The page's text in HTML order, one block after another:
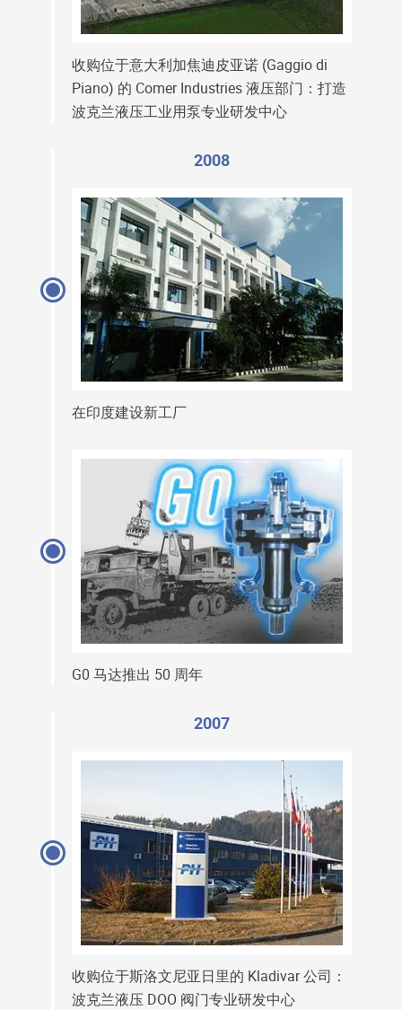
收购位于意大利加焦迪皮亚诺 (Gaggio di
Piano) 的 Comer Industries 液压部门：打造
波克兰液压工业用泵专业研发中心
2008
在印度建设新工厂
G0 马达推出 50 周年
2007
收购位于斯洛文尼亚日里的 Kladivar 公司：
波克兰液压 DOO 阀门专业研发中心